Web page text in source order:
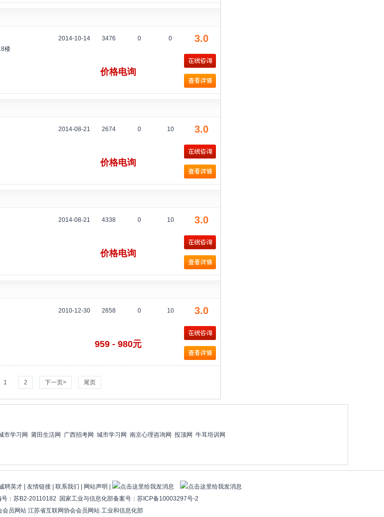
楼
2014-10-14 3476 0 0 3.0
价格电询
2014-08-21 2674 0 10 3.0
价格电询
2014-08-21 4338 0 10 3.0
价格电询
2010-12-30 2658 0 10 3.0
959 - 980元
1 2 下一页> 尾页
市学习网 莆田生活网 广西招考网 城市学习网 南京心理咨询网 投顶网 牛耳培训网
聘英才| 友情链接| 联系我们 | 网站声明 |
：苏B2-20110182 国家工业与信息化部备案号： 苏ICP备10003297号-2
会员网站 江苏省互联网协会会员网站 工业和信息化部